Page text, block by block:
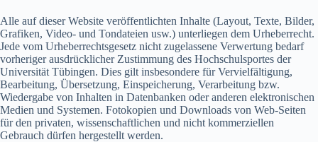
Alle auf dieser Website veröffentlichten Inhalte (Layout, Texte, Bilder,
Grafiken, Video- und Tondateien usw.) unterliegen dem Urheberrecht.
Jede vom Urheberrechtsgesetz nicht zugelassene Verwertung bedarf
vorheriger ausdrücklicher Zustimmung des Hochschulsportes der
Universität Tübingen. Dies gilt insbesondere für Vervielfältigung,
Bearbeitung, Übersetzung, Einspeicherung, Verarbeitung bzw.
Wiedergabe von Inhalten in Datenbanken oder anderen elektronischen
Medien und Systemen. Fotokopien und Downloads von Web-Seiten
für den privaten, wissenschaftlichen und nicht kommerziellen
Gebrauch dürfen hergestellt werden.